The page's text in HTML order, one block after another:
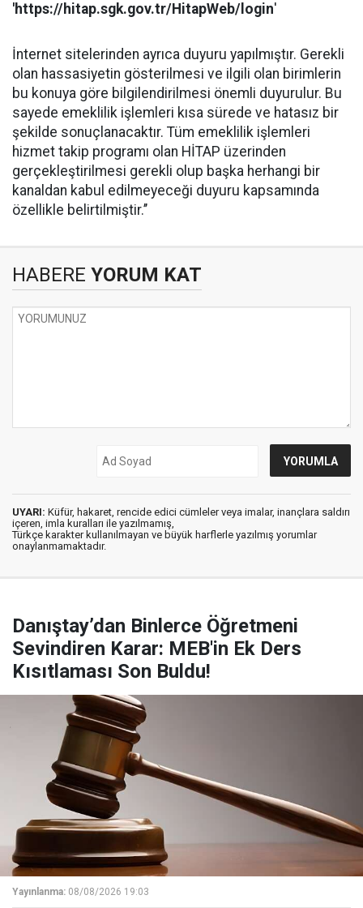
'https://hitap.sgk.gov.tr/HitapWeb/login'
İnternet sitelerinden ayrıca duyuru yapılmıştır. Gerekli
olan hassasiyetin gösterilmesi ve ilgili olan birimlerin
bu konuya göre bilgilendirilmesi önemli duyurulur. Bu
sayede emeklilik işlemleri kısa sürede ve hatasız bir
şekilde sonuçlanacaktır. Tüm emeklilik işlemleri
hizmet takip programı olan HİTAP üzerinden
gerçekleştirilmesi gerekli olup başka herhangi bir
kanaldan kabul edilmeyeceği duyuru kapsamında
özellikle belirtilmiştir.’’
HABERE YORUM KAT
UYARI: Küfür, hakaret, rencide edici cümleler veya imalar, inançlara saldırı
içeren, imla kuralları ile yazılmamış,
Türkçe karakter kullanılmayan ve büyük harflerle yazılmış yorumlar
onaylanmamaktadır.
Danıştay’dan Binlerce Öğretmeni
Sevindiren Karar: MEB'in Ek Ders
Kısıtlaması Son Buldu!
Yayınlanma: 08/08/2026 19:03